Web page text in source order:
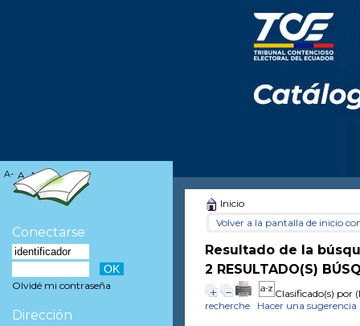
Inicio
Volver a la pantalla de inicio
Resultado de la
2 RESULTADO(S)
Clasificado(s) por
recherche
Hacer una sugerencia
A- A A+
Conectarse
Olvidé mi contraseña
Dirección